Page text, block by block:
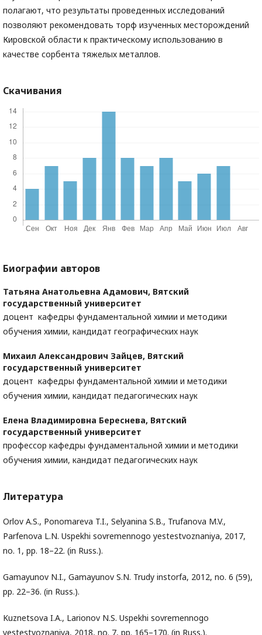
полагают, что результаты проведенных исследований
позволяют рекомендовать торф изученных месторождений
Кировской области к практическому использованию в
качестве сорбента тяжелых металлов.
Скачивания
Биографии авторов
Татьяна Анатольевна Адамович, Вятский
государственный университет
доцент кафедры фундаментальной химии и методики
обучения химии, кандидат географических наук
Михаил Александрович Зайцев, Вятский
государственный университет
доцент кафедры фундаментальной химии и методики
обучения химии, кандидат педагогических наук
Елена Владимировна Береснева, Вятский
государственный университет
профессор кафедры фундаментальной химии и методики
обучения химии, кандидат педагогических наук
Литература
Orlov A.S., Ponomareva T.I., Selyanina S.B., Trufanova M.V.,
Parfenova L.N. Uspekhi sovremennogo yestestvoznaniya, 2017,
no. 1, pp. 18–22. (in Russ.).
Gamayunov N.I., Gamayunov S.N. Trudy instorfa, 2012, no. 6 (59),
pp. 22–36. (in Russ.).
Kuznetsova I.A., Larionov N.S. Uspekhi sovremennogo
yestestvoznaniya, 2018, no. 7, pp. 165–170. (in Russ.).